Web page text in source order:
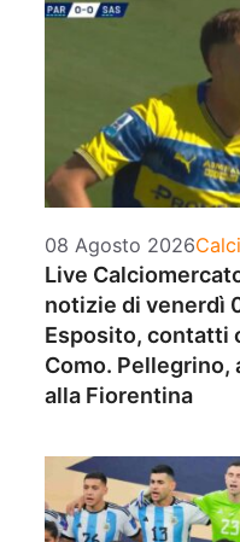
08 Agosto 2026
Live
notizie di venerdì
Esposito, contatti
Como. Pellegrino,
alla Fiorentina